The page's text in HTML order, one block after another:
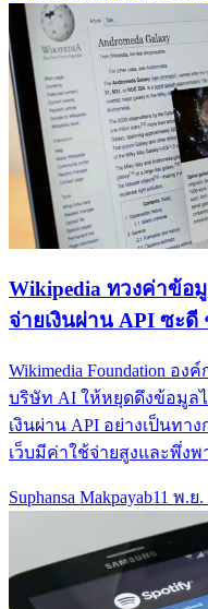
Wikipedia ทวงค่าข้อ
จ่ายเงินผ่าน API ซะดี
Wikimedia Foundation อ
บริษัท AI ให้หยุดดึงข้อมูล
เงินผ่าน API อย่างเป็นทา
เว็บมีค่าใช้จ่ายสูงและพึ่งพ
Suphansa Makpayab11 พ.ย.